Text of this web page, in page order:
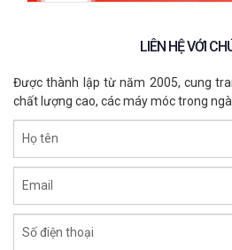
LIÊN HỆ VỚI
Được thành lập từ năm 2005, cung
chất lượng cao, các máy móc trong
Họ tên
Email
Số điện thoại